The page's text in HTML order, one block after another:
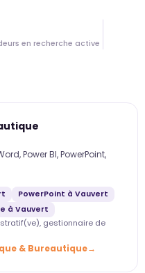
en recherche active
Power BI, PowerPoint,
PowerPoint à Vauvert
à Vauvert
gestionnaire de
& Bureautique